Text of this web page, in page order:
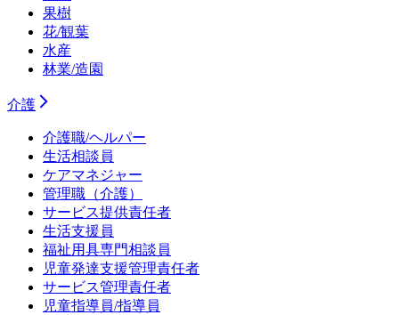
果樹
花/観葉
水産
林業/造園
介護
介護職/ヘルパー
生活相談員
ケアマネジャー
管理職（介護）
サービス提供責任者
生活支援員
福祉用具専門相談員
児童発達支援管理責任者
サービス管理責任者
児童指導員/指導員